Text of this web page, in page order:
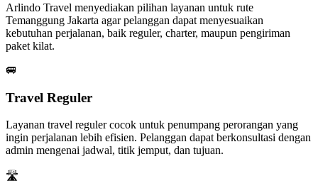
Arlindo Travel menyediakan pilihan layanan untuk rute
Temanggung Jakarta agar pelanggan dapat menyesuaikan
kebutuhan perjalanan, baik reguler, charter, maupun pengiriman
paket kilat.
🚐
Travel Reguler
Layanan travel reguler cocok untuk penumpang perorangan yang
ingin perjalanan lebih efisien. Pelanggan dapat berkonsultasi dengan
admin mengenai jadwal, titik jemput, dan tujuan.
🛣️